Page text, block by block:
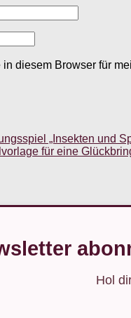
diesem Browser für
„Insekten und
für eine
Hol